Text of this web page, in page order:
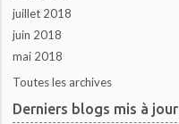
juillet 2018
juin 2018
mai 2018
Toutes les archives
Derniers blogs mis à jour